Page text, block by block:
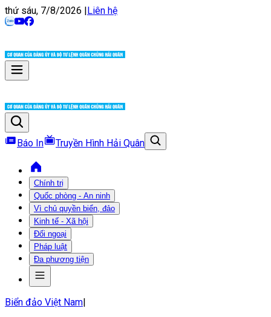
thứ sáu, 7/8/2026 |Liên hệ
Báo In Truyền Hình Hải Quân
Chính trị
Quốc phòng - An ninh
Vì chủ quyền biển, đảo
Kinh tế - Xã hội
Đối ngoại
Pháp luật
Đa phương tiện
Biển đảo Việt Nam|